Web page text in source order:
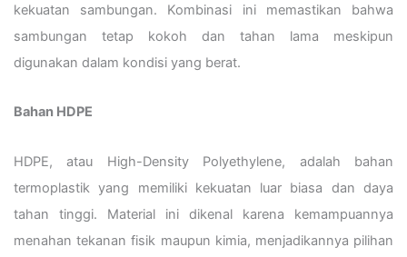
kekuatan sambungan. Kombinasi ini memastikan bahwa
sambungan tetap kokoh dan tahan lama meskipun
digunakan dalam kondisi yang berat.
Bahan HDPE
HDPE, atau High-Density Polyethylene, adalah bahan
termoplastik yang memiliki kekuatan luar biasa dan daya
tahan tinggi. Material ini dikenal karena kemampuannya
menahan tekanan fisik maupun kimia, menjadikannya pilihan